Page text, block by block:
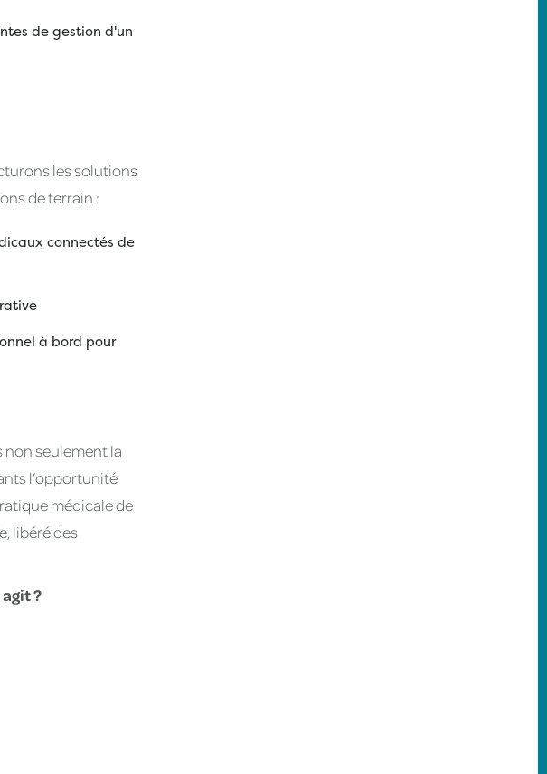
de gestion d'un
les solutions
de terrain :
connectés de
à bord pour
non seulement la
l’opportunité
médicale de
libéré des
?